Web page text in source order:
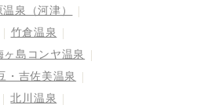
泉（河津）
竹倉温泉
ヶ島コンヤ温泉
・吉佐美温泉
北川温泉